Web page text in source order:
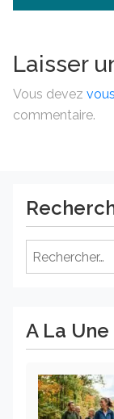
l’article
Laisser
Vous devez
commentaire.
Rechercher :
A La Une